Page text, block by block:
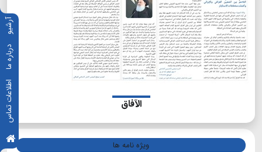
آرشیو
درباره ما
اطلاعات تماس الآفاق
ویژه نامه ها